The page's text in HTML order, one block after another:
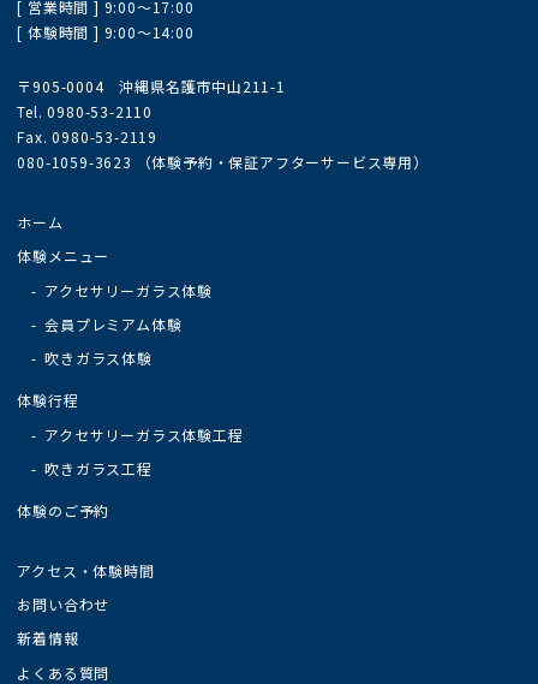
[ 営業時間 ] 9:00〜17:00
[ 体験時間 ] 9:00〜14:00
〒905-0004 沖縄県名護市中山211-1
Tel. 0980-53-2110
Fax. 0980-53-2119
080-1059-3623 （体験予約・保証アフターサービス専用）
ホーム
体験メニュー
アクセサリーガラス体験
会員プレミアム体験
吹きガラス体験
体験行程
アクセサリーガラス体験工程
吹きガラス工程
体験のご予約
アクセス・体験時間
お問い合わせ
新着情報
よくある質問